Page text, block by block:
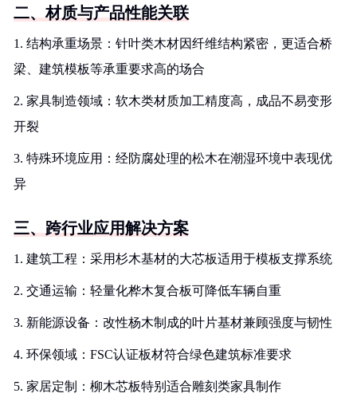
二、材质与产品性能关联
1. 结构承重场景：针叶类木材因纤维结构紧密，更适合桥
梁、建筑模板等承重要求高的场合
2. 家具制造领域：软木类材质加工精度高，成品不易变形
开裂
3. 特殊环境应用：经防腐处理的松木在潮湿环境中表现优
异
三、跨行业应用解决方案
1. 建筑工程：采用杉木基材的大芯板适用于模板支撑系统
2. 交通运输：轻量化桦木复合板可降低车辆自重
3. 新能源设备：改性杨木制成的叶片基材兼顾强度与韧性
4. 环保领域：FSC认证板材符合绿色建筑标准要求
5. 家居定制：柳木芯板特别适合雕刻类家具制作